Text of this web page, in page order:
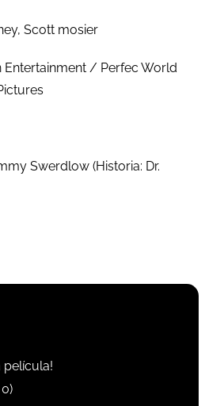
Scott mosier
Entertainment / Perfec World
Swerdlow (Historia: Dr.
película!
0)